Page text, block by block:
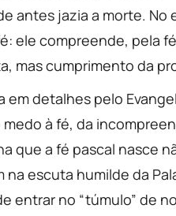
antes jazia a morte.
ele compreende, pela
mas cumprimento da
em detalhes pelo
à fé, da
que a fé pascal nasce
escuta humilde da
entrar no “túmulo” de